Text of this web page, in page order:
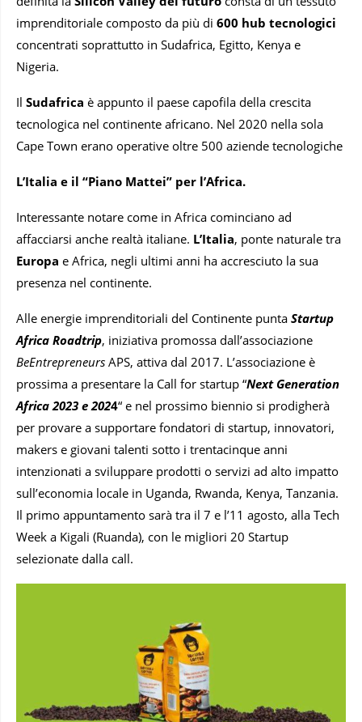
imprenditoriale composto da più di 600 hub tecnologici
concentrati soprattutto in Sudafrica, Egitto, Kenya e
Nigeria.
Il Sudafrica è appunto il paese capofila della crescita
tecnologica nel continente africano. Nel 2020 nella sola
Cape Town erano operative oltre 500 aziende tecnologiche
L’Italia e il “Piano Mattei” per l’Africa.
Interessante notare come in Africa cominciano ad
affacciarsi anche realtà italiane. L’Italia, ponte naturale tra
Europa e Africa, negli ultimi anni ha accresciuto la sua
presenza nel continente.
Alle energie imprenditoriali del Continente punta Startup
Africa Roadtrip, iniziativa promossa dall’associazione
BeEntrepreneurs APS, attiva dal 2017. L’associazione è
prossima a presentare la Call for startup “Next Generation
Africa 2023 e 2024“ e nel prossimo biennio si prodigherà
per provare a supportare fondatori di startup, innovatori,
makers e giovani talenti sotto i trentacinque anni
intenzionati a sviluppare prodotti o servizi ad alto impatto
sull’economia locale in Uganda, Rwanda, Kenya, Tanzania.
Il primo appuntamento sarà tra il 7 e l’11 agosto, alla Tech
Week a Kigali (Ruanda), con le migliori 20 Startup
selezionate dalla call.